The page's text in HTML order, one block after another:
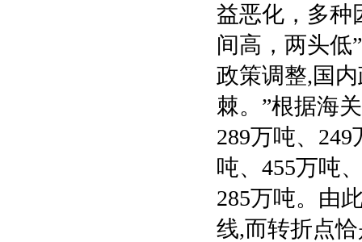
益恶化，多种
间高，两头低
政策调整,国
棘。”根据海
289万吨、
吨、455万吨
285万吨。由
线,而转折点